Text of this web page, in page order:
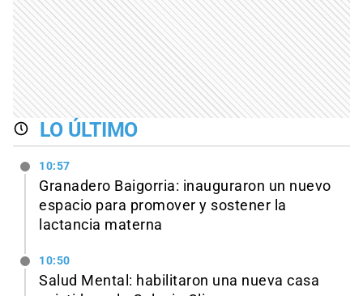
LO ÚLTIMO
10:57
Granadero Baigorria: inauguraron un nuevo
espacio para promover y sostener la
lactancia materna
10:50
Salud Mental: habilitaron una nueva casa